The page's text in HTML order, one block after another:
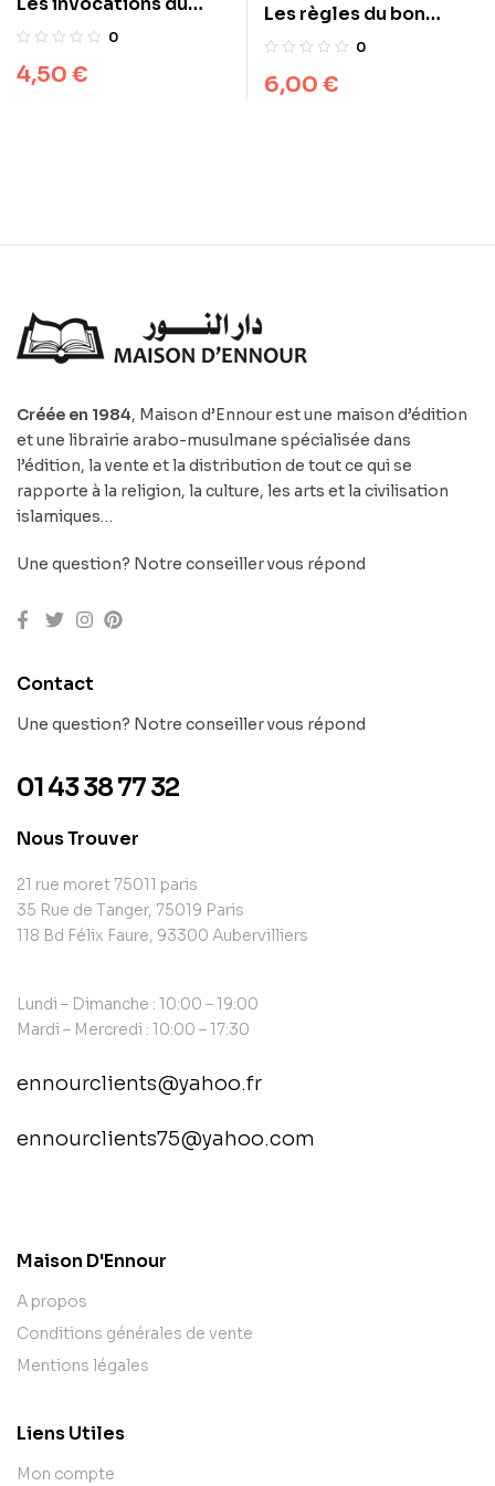
musulman0
4,50 €
Les règles du bon
comportement
0
6,00 €
Créée en 1984, Maison d’Ennour est une maison d’édition
et une librairie arabo-musulmane spécialisée dans
l’édition, la vente et la distribution de tout ce qui se
rapporte à la religion, la culture, les arts et la civilisation
islamiques…
Une question? Notre conseiller vous répond
Contact
Une question? Notre conseiller vous répond
01 43 38 77 32
Nous Trouver
21 rue moret 75011 paris
35 Rue de Tanger, 75019 Paris
118 Bd Félix Faure, 93300 Aubervilliers
Lundi – Dimanche : 10:00 – 19:00
Mardi – Mercredi : 10:00 – 17:30
ennourclients@yahoo.fr
ennourclients75@yahoo.com
Maison D'Ennour
A propos
Conditions générales de vente
Mentions légales
Liens Utiles
Mon compte